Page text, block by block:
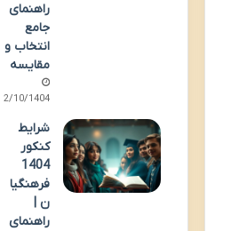
راهنمای
جامع
انتخاب و
مقایسه
12/10/1404
شرایط
کنکور
1404
فرهنگیا
ن |
راهنمای